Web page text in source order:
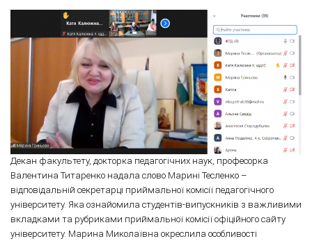
Декан факультету, докторка педагогічних наук, професорка
Валентина Титаренко надала слово Марині Тесленко –
відповідальній секретарці приймальної комісії педагогічного
університету. Яка ознайомила студентів-випускників з важливими
вкладками та рубриками приймальної комісії офіційного сайту
університету. Марина Миколаївна окреслила особливості